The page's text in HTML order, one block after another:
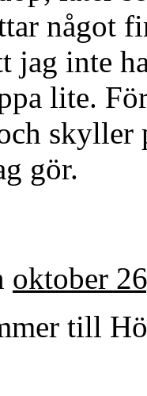
något
jag inte
lite.
skyller
gör.
oktober
till